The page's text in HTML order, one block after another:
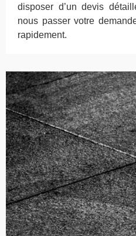
disposer d’un devis
nous passer votre
rapidement.